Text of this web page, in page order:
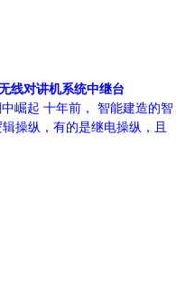
线对讲机系统中继台
崛起 十年前， 智能建造的智
操纵，有的是继电操纵，且